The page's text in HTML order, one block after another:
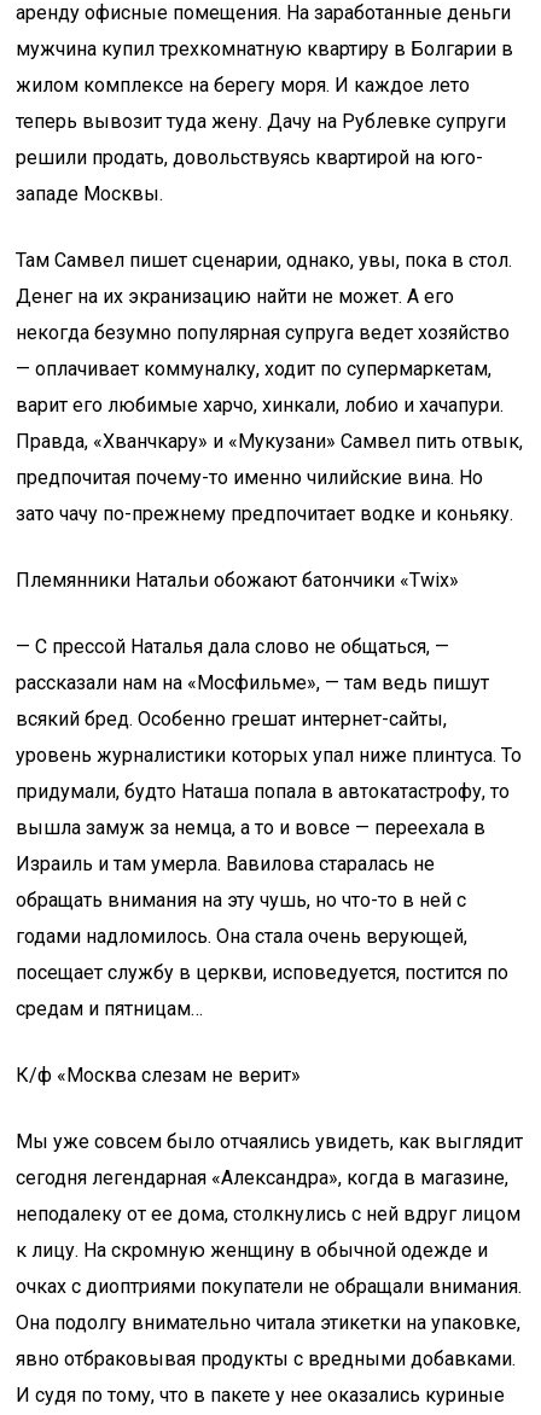
аренду офисные помещения. На заработанные деньги
мужчина купил трехкомнатную квартиру в Болгарии в
жилом комплексе на берегу моря. И каждое лето
теперь выво­зит туда жену. Дачу на Рублевке супруги
решили продать, довольствуясь квартирой на юго-
западе Москвы.
Там Самвел пишет сценарии, однако, увы, пока в стол.
Денег на их экранизацию найти не может. А его
некогда безумно популярная супруга ведет хозяйство
— оплачивает коммуналку, ходит по супермаркетам,
варит его любимые харчо, хинкали, лобио и хачапури.
Правда, «Хванчкару» и «Мукузани» Самвел пить отвык,
предпочитая почему-то именно чилийские вина. Но
зато чачу по-прежнему предпочитает водке и коньяку.
Племянники Натальи обожают батончики «Twix»
— С прессой Наталья дала слово не общаться, —
рассказали нам на «Мосфильме», — там ведь пишут
всякий бред. Особенно грешат интернет-сайты,
уровень журналистики которых упал ниже плинтуса. То
придумали, будто Наташа попала в автокатастрофу, то
вышла замуж за немца, а то и вовсе — переехала в
Израиль и там умерла. Вавилова старалась не
обращать внимания на эту чушь, но что-то в ней с
годами надломилось. Она стала очень верующей,
посещает службу в церкви, исповедуется, постится по
средам и пятницам…
К/ф «Москва слезам не верит»
Мы уже совсем было отчаялись увидеть, как выглядит
сегодня легендарная «Александра», когда в магазине,
неподалеку от ее дома, столкнулись с ней вдруг лицом
к лицу. На скромную женщину в обычной одежде и
очках с диоптриями покупатели не обращали внимания.
Она подолгу внимательно читала этикетки на упаковке,
явно отбраковывая продукты с вредными добавками.
И судя по тому, что в пакете у нее оказались куриные